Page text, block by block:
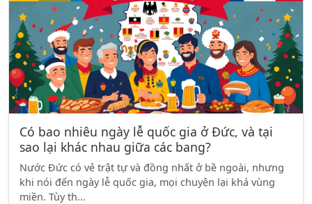
Có bao nhiêu ngày lễ quốc gia ở Đức, và tại
sao lại khác nhau giữa các bang?
Nước Đức có vẻ trật tự và đồng nhất ở bề ngoài, nhưng
khi nói đến ngày lễ quốc gia, mọi chuyện lại khá vùng
miền. Tùy th...